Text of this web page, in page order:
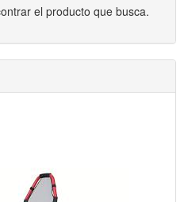
el producto que busca.